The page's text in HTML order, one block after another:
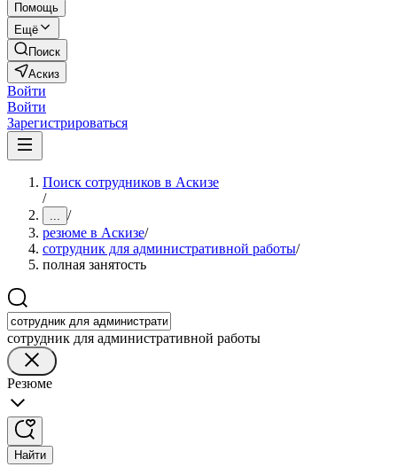
Помощь
Ещё
Поиск
Аскиз
Войти
Войти
Зарегистрироваться
Поиск сотрудников в Аскизе
/
... /
резюме в Аскизе/
сотрудник для административной работы/
полная занятость
сотрудник для административной работы
Резюме
Найти